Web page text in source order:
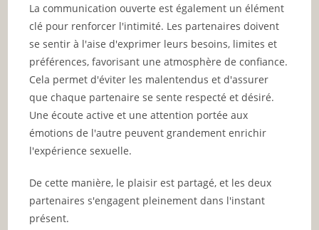
La communication ouverte est également un élément
clé pour renforcer l'intimité. Les partenaires doivent
se sentir à l'aise d'exprimer leurs besoins, limites et
préférences, favorisant une atmosphère de confiance.
Cela permet d'éviter les malentendus et d'assurer
que chaque partenaire se sente respecté et désiré.
Une écoute active et une attention portée aux
émotions de l'autre peuvent grandement enrichir
l'expérience sexuelle.
De cette manière, le plaisir est partagé, et les deux
partenaires s'engagent pleinement dans l'instant
présent.